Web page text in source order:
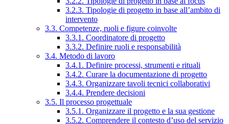
3.2.3. Tipologie di progetto in base all’ambito di
intervento
3.3. Competenze, ruoli e figure coinvolte
3.3.1. Coordinatore di progetto
3.3.2. Definire ruoli e responsabilità
3.4. Metodo di lavoro
3.4.1. Definire processi, strumenti e rituali
3.4.2. Curare la documentazione di progetto
3.4.3. Organizzare tavoli tecnici collaborativi
3.4.4. Prendere decisioni
3.5. Il processo progettuale
3.5.1. Organizzare il progetto e la sua gestione
3.5.2. Comprendere il contesto d’uso del servizio